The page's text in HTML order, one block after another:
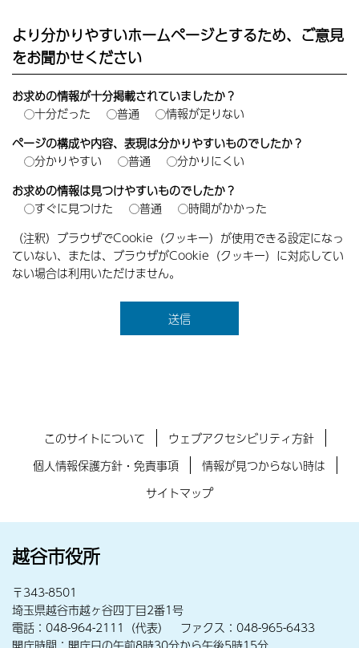
より分かりやすいホームページとするため、ご意見
をお聞かせください
お求めの情報が十分掲載されていましたか？
十分だった
普通
情報が足りない
ページの構成や内容、表現は分かりやすいものでしたか？
分かりやすい
普通
分かりにくい
お求めの情報は見つけやすいものでしたか？
すぐに見つけた
普通
時間がかかった
（注釈）ブラウザでCookie（クッキー）が使用できる設定になっ
ていない、または、ブラウザがCookie（クッキー）に対応してい
ない場合は利用いただけません。
このサイトについて
ウェブアクセシビリティ方針
個人情報保護方針・免責事項
情報が見つからない時は
サイトマップ
越谷市役所
〒343-8501
埼玉県越谷市越ヶ谷四丁目2番1号
電話：048-964-2111（代表） ファクス：048-965-6433